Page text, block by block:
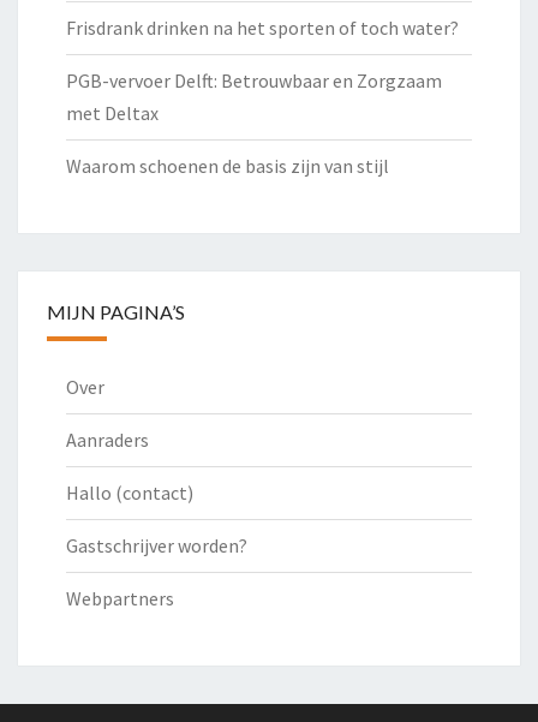
Frisdrank drinken na het sporten of toch water?
PGB-vervoer Delft: Betrouwbaar en Zorgzaam
met Deltax
Waarom schoenen de basis zijn van stijl
MIJN PAGINA’S
Over
Aanraders
Hallo (contact)
Gastschrijver worden?
Webpartners